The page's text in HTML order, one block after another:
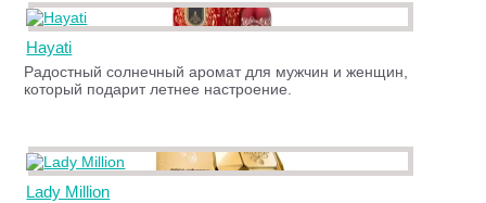
Hayati
Радостный солнечный аромат для мужчин и женщин,
который подарит летнее настроение.
Lady Million